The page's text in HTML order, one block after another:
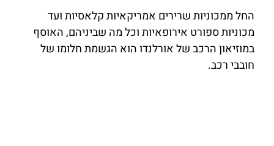
החל ממכוניות שרירים אמריקאיות קלאסיות ועד
מכוניות ספורט אירופאיות וכל מה שביניהם, האוסף
במוזיאון הרכב של אורלנדו הוא הגשמת חלומו של
חובבי רכב.